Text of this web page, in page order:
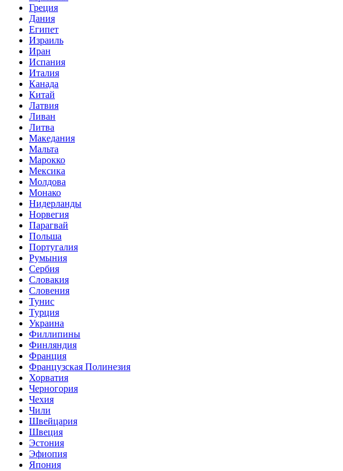
Греция
Дания
Египет
Израиль
Иран
Испания
Италия
Канада
Китай
Латвия
Ливан
Литва
Македания
Мальта
Марокко
Мексика
Молдова
Монако
Нидерланды
Норвегия
Парагвай
Польша
Португалия
Румыния
Сербия
Словакия
Словения
Тунис
Турция
Украина
Филлипины
Финляндия
Франция
Французская Полинезия
Хорватия
Черногория
Чехия
Чили
Швейцария
Швеция
Эстония
Эфиопия
Япония